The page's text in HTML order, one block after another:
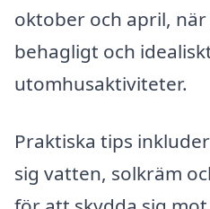
oktober och april,
behagligt och
utomhusaktiviteter.
Praktiska tips
sig vatten, solkräm